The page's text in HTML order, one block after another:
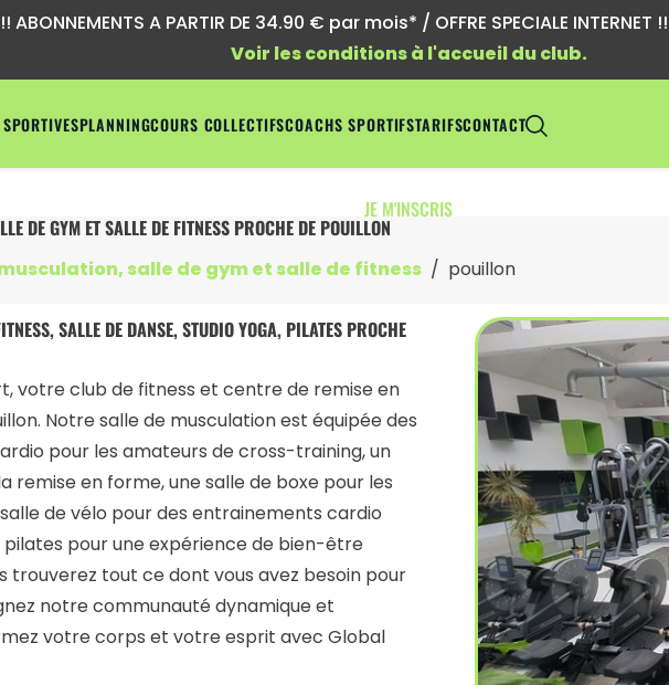
ABONNEMENTS A PARTIR DE 34.90 € par mois* / OFFRE SPECIALE INTERNET
Voir les conditions à l'accueil du club.
PLANNINGCOURS COLLECTIFSCOACHS SPORTIFSTARIFSCONTACT
JE M'INSCRIS
DE GYM ET SALLE DE FITNESS PROCHE DE POUILLON
salle de gym et salle de fitness pouillon
SALLE DE DANSE, STUDIO YOGA, PILATES PROCHE
votre club de fitness et centre de remise en
Notre salle de musculation est équipée des
pour les amateurs de cross-training, un
remise en forme, une salle de boxe pour les
de vélo pour des entrainements cardio
pour une expérience de bien-être
trouverez tout ce dont vous avez besoin pour
notre communauté dynamique et
votre corps et votre esprit avec Global